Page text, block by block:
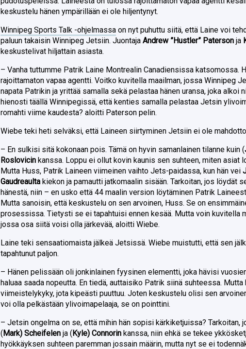
keskustelu hänen ympärillään ei ole hiljentynyt.
Winnipeg Sports Talk -ohjelmassa on nyt puhuttu siitä, että Laine voi
paluun takaisin Winnipeg Jetsiin. JuontajaAndrew ”Hustler” Paterson ja
keskustelivat hiljattain asiasta.
– Vanha tuttumme Patrik Laine Montrealin Canadiensissa katsomossa.
rajoittamaton vapaa agentti. Voitko kuvitella maailman, jossa Winnipeg
napata Patrikin ja yrittää samalla sekä pelastaa hänen uransa, joka alkoi
hienosti täällä Winnipegissä, että kenties samalla pelastaa Jetsin
romahti viime kaudesta? aloitti Paterson pelin.
Wiebe teki heti selväksi, että Laineen siirtyminen Jetsiin ei ole
– En sulkisi sitä kokonaan pois. Tämä on hyvin samanlainen tilanne kuin (
Roslovicin kanssa. Loppu ei ollut kovin kaunis sen suhteen, miten asiat
Mutta Huss, Patrik Laineen viimeinen vaihto Jets-paidassa, kun hän vei
Gaudreaulta kiekon ja pamautti jatkomaalin sisään. Tarkoitan, jos löydät
hänestä, niin – en usko että 44 maalin version löytäminen Patrik
Mutta sanoisin, että keskustelu on sen arvoinen, Huss. Se on
prosessissa. Tietysti se ei tapahtuisi ennen kesää. Mutta voin kuvitella
jossa osa siitä voisi olla järkevää, aloitti Wiebe.
Laine teki sensaatiomaista jälkeä Jetsissä. Wiebe muistutti, että sen
tapahtunut paljon.
– Hänen pelissään oli jonkinlainen fyysinen elementti, joka hävisi
haluaa saada nopeutta. En tiedä, auttaisiko Patrik siinä suhteessa. Mutta
viimeistelykyky, jota kipeästi puuttuu. Joten keskustelu olisi sen
voi olla pelkästään ylivoimapelaaja, se on pointtini.
– Jetsin ongelma on se, että mihin hän sopisi kärkiketjuissa? Tarkoitan,
(Mark) Scheifelen ja (Kyle) Connorin kanssa, niin ehkä se tekee
hyökkäyksen suhteen paremman jossain määrin, mutta nyt se ei